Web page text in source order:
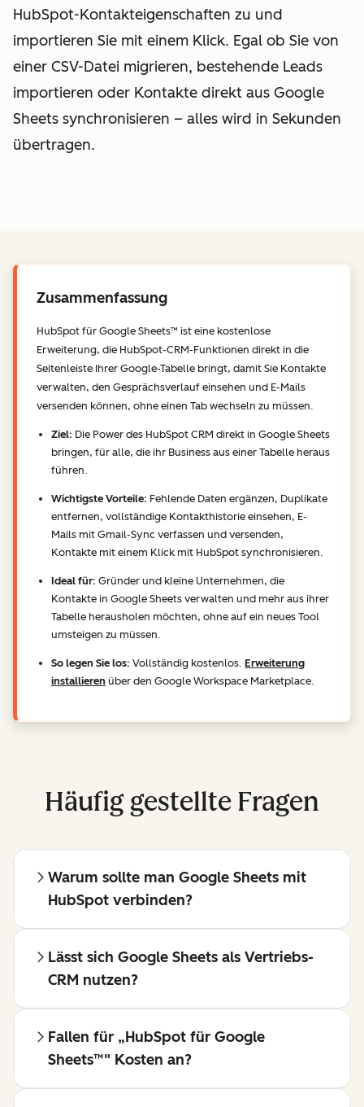
HubSpot-Kontakteigenschaften zu und
importieren Sie mit einem Klick. Egal ob Sie von
einer CSV-Datei migrieren, bestehende Leads
importieren oder Kontakte direkt aus Google
Sheets synchronisieren – alles wird in Sekunden
übertragen.
Zusammenfassung
HubSpot für Google Sheets™ ist eine kostenlose
Erweiterung, die HubSpot-CRM-Funktionen direkt in die
Seitenleiste Ihrer Google-Tabelle bringt, damit Sie Kontakte
verwalten, den Gesprächsverlauf einsehen und E-Mails
versenden können, ohne einen Tab wechseln zu müssen.
Ziel: Die Power des HubSpot CRM direkt in Google Sheets
bringen, für alle, die ihr Business aus einer Tabelle heraus
führen.
Wichtigste Vorteile: Fehlende Daten ergänzen, Duplikate
entfernen, vollständige Kontakthistorie einsehen, E-
Mails mit Gmail-Sync verfassen und versenden,
Kontakte mit einem Klick mit HubSpot synchronisieren.
Ideal für: Gründer und kleine Unternehmen, die
Kontakte in Google Sheets verwalten und mehr aus ihrer
Tabelle herausholen möchten, ohne auf ein neues Tool
umsteigen zu müssen.
So legen Sie los: Vollständig kostenlos. Erweiterung
installieren über den Google Workspace Marketplace.
Häufig gestellte Fragen
Warum sollte man Google Sheets mit
HubSpot verbinden?
Lässt sich Google Sheets als Vertriebs-
CRM nutzen?
Fallen für „HubSpot für Google
Sheets™" Kosten an?